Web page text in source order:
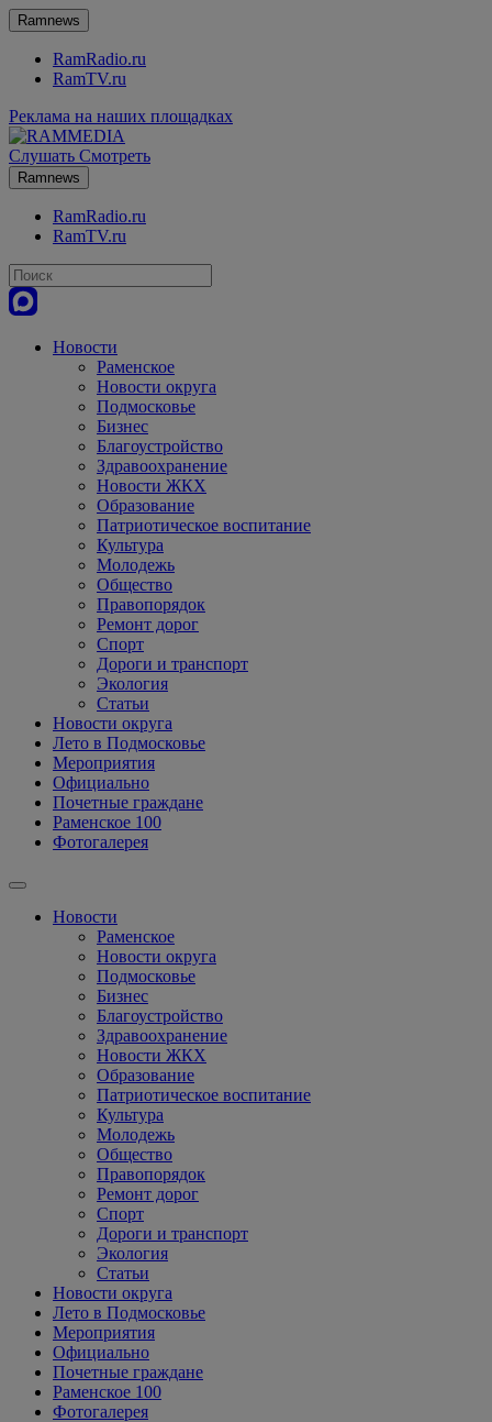
Ramnews
RamRadio.ru
RamTV.ru
Реклама на наших площадках
Слушать Смотреть
Ramnews
RamRadio.ru
RamTV.ru
Новости
Раменское
Новости округа
Подмосковье
Бизнес
Благоустройство
Здравоохранение
Новости ЖКХ
Образование
Патриотическое воспитание
Культура
Молодежь
Общество
Правопорядок
Ремонт дорог
Спорт
Дороги и транспорт
Экология
Статьи
Новости округа
Лето в Подмосковье
Мероприятия
Официально
Почетные граждане
Раменское 100
Фотогалерея
Новости
Раменское
Новости округа
Подмосковье
Бизнес
Благоустройство
Здравоохранение
Новости ЖКХ
Образование
Патриотическое воспитание
Культура
Молодежь
Общество
Правопорядок
Ремонт дорог
Спорт
Дороги и транспорт
Экология
Статьи
Новости округа
Лето в Подмосковье
Мероприятия
Официально
Почетные граждане
Раменское 100
Фотогалерея